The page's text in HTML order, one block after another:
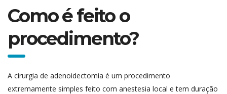
Como é feito o
procedimento?
A cirurgia de adenoidectomia é um procedimento
extremamente simples feito com anestesia local e tem duração